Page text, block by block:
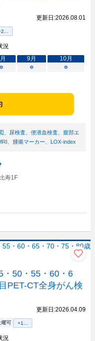
更新日:2026.08.01
2...
況
月 9月 10月
○
○ ○
、 尿検査、 便潜血検査、
腹部エ
、 腫瘍マーカー、 LOX-index
寿1F
50・55・60・6
PET-CT全身がん検
更新日:2026.04.09
曜可 +1...
況